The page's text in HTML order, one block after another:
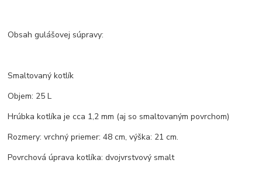
Obsah gulášovej súpravy:
Smaltovaný kotlík
Objem: 25 L
Hrúbka kotlíka je cca 1,2 mm (aj so smaltovaným povrchom)
Rozmery: vrchný priemer: 48 cm, výška: 21 cm.
Povrchová úprava kotlíka: dvojvrstvový smalt